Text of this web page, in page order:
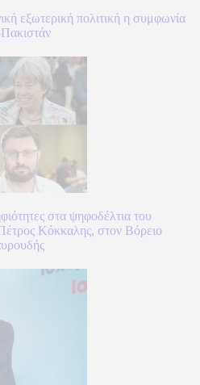
εξωτερική πολιτική η συμφωνία
στα ψηφοδέλτια του
Κόκκαλης, στον Βόρειο